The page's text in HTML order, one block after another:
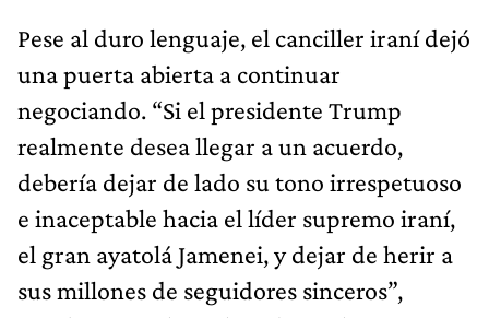
Pese al duro lenguaje, el canciller iraní dejó
una puerta abierta a continuar
negociando. “Si el presidente Trump
realmente desea llegar a un acuerdo,
debería dejar de lado su tono irrespetuoso
e inaceptable hacia el líder supremo iraní,
el gran ayatolá Jamenei, y dejar de herir a
sus millones de seguidores sinceros”,